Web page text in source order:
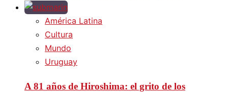
América Latina
Cultura
Mundo
Uruguay
A 81 años de Hiroshima: el grito de los